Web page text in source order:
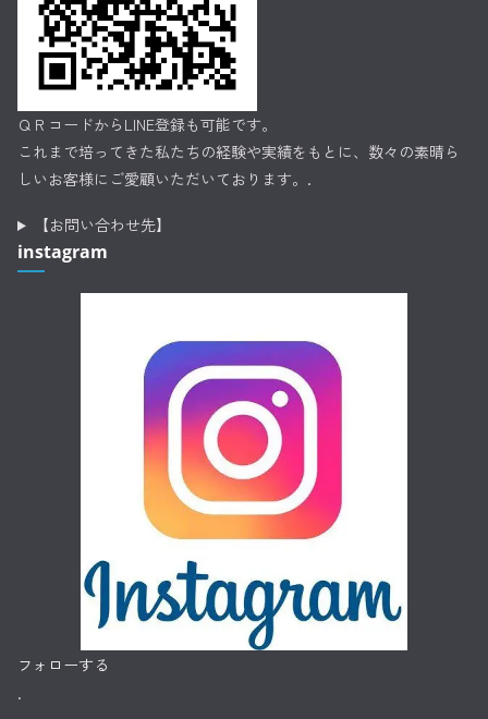
ＱＲコードからLINE登録も可能です。
これまで培ってきた私たちの経験や実績をもとに、数々の素晴ら
しいお客様にご愛顧いただいております。.
【お問い合わせ先】
instagram
フォローする
.